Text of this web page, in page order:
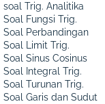
soal Trig. Analitika
Soal Fungsi Trig.
Soal Perbandingan
Soal Limit Trig.
Soal Sinus Cosinus
Soal Integral Trig.
Soal Turunan Trig.
Soal Garis dan Sudut